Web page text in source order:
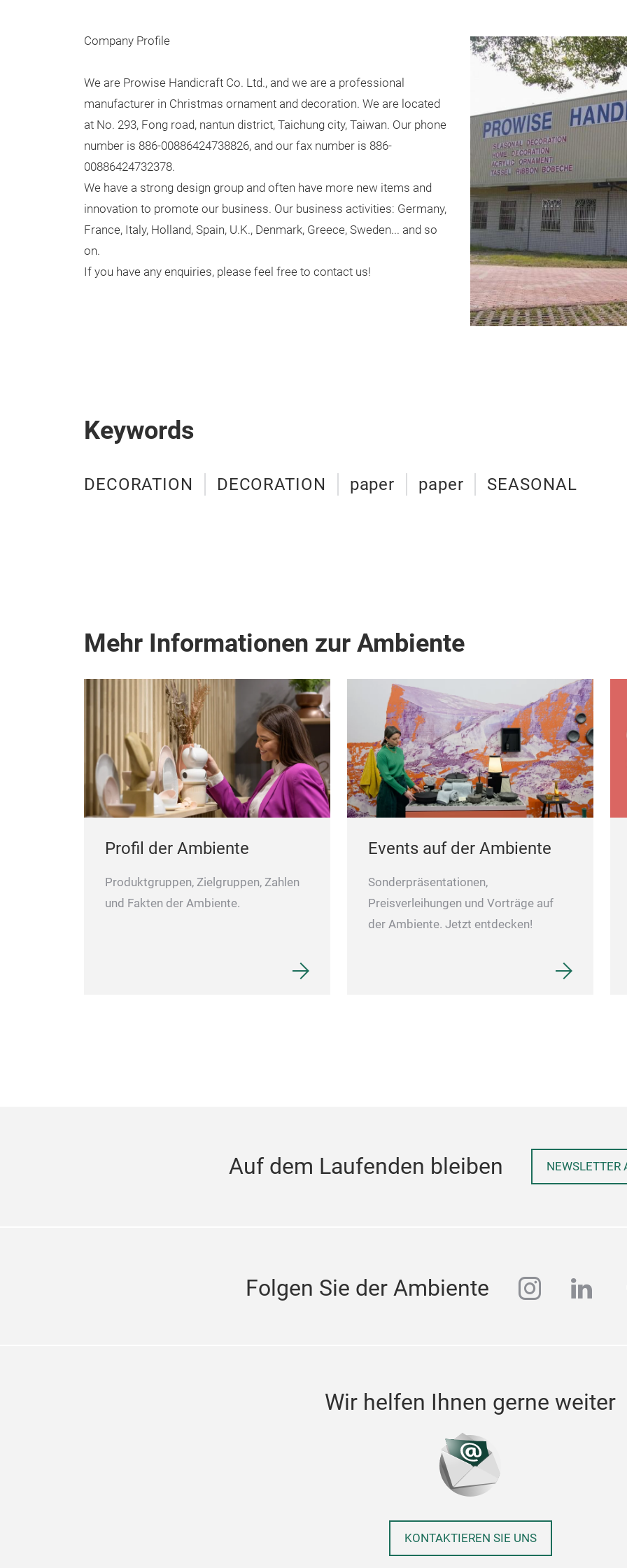
Company Profile
We are Prowise Handicraft Co. Ltd., and we are a professional
manufacturer in Christmas ornament and decoration. We are located
at No. 293, Fong road, nantun district, Taichung city, Taiwan. Our phone
number is 886-00886424738826, and our fax number is 886-
00886424732378.
We have a strong design group and often have more new items and
innovation to promote our business. Our business activities: Germany,
France, Italy, Holland, Spain, U.K., Denmark, Greece, Sweden... and so
on.
If you have any enquiries, please feel free to contact us!
Keywords
DECORATION DECORATION paper paper SEASONAL
Mehr Informationen zur Ambiente
Profil der Ambiente
Produktgruppen, Zielgruppen, Zahlen
und Fakten der Ambiente.
Events auf der Ambiente
Sonderpräsentationen,
Preisverleihungen und Vorträge auf
der Ambiente. Jetzt entdecken!
Auf dem Laufenden bleiben NEWSLETTER
Folgen Sie der Ambiente
Wir helfen Ihnen gerne weiter
KONTAKTIEREN SIE UNS